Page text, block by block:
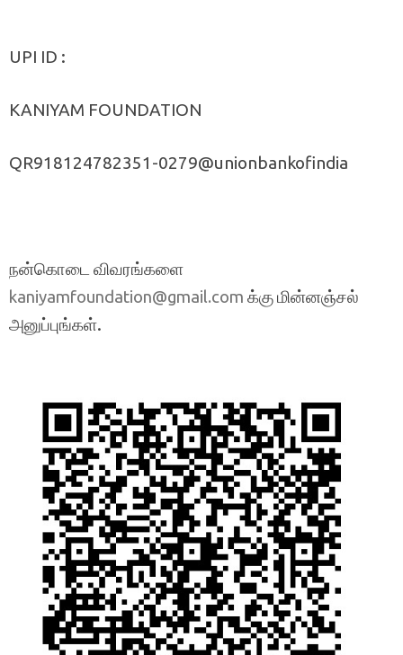
UPI ID :
KANIYAM FOUNDATION
QR918124782351-0279@unionbankofindia
நன்கொடை விவரங்களை
kaniyamfoundation@gmail.com க்கு மின்னஞ்சல்
அனுப்புங்கள்.